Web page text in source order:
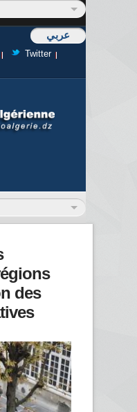
عربي
Twitter
des